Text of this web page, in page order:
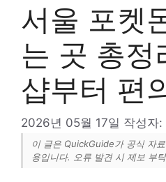
서울 포켓
는 곳 총정
샵부터 편
2026년 05월 17일 작성자:
이 글은 QuickGuide가 공식 자
용입니다. 오류 발견 시 제보 부